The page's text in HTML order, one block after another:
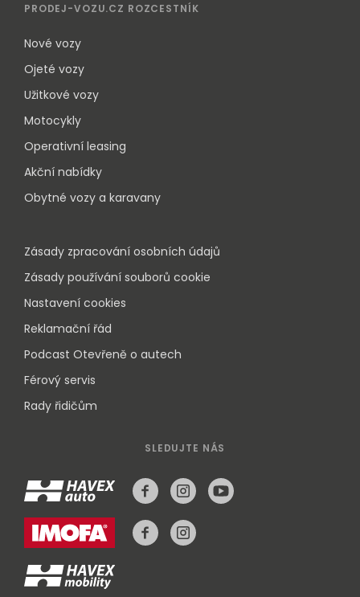
PRODEJ-VOZU.CZ ROZCESTNÍK
Nové vozy
Ojeté vozy
Užitkové vozy
Motocykly
Operativní leasing
Akční nabídky
Obytné vozy a karavany
Zásady zpracování osobních údajů
Zásady používání souborů cookie
Nastavení cookies
Reklamační řád
Podcast Otevřeně o autech
Férový servis
Rady řidičům
SLEDUJTE NÁS